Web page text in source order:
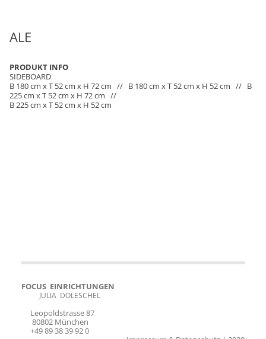
ALE
PRODUKT INFO
SIDEBOARD
B 180 cm x T 52 cm x H 72 cm // B 180 cm x T 52 cm x H 52 cm // B
225 cm x T 52 cm x H 72 cm //
B 225 cm x T 52 cm x H 52 cm
FOCUS EINRICHTUNGEN
JULIA DOLESCHEL
Leopoldstrasse 87
80802 München
+49 89 38 39 92 0